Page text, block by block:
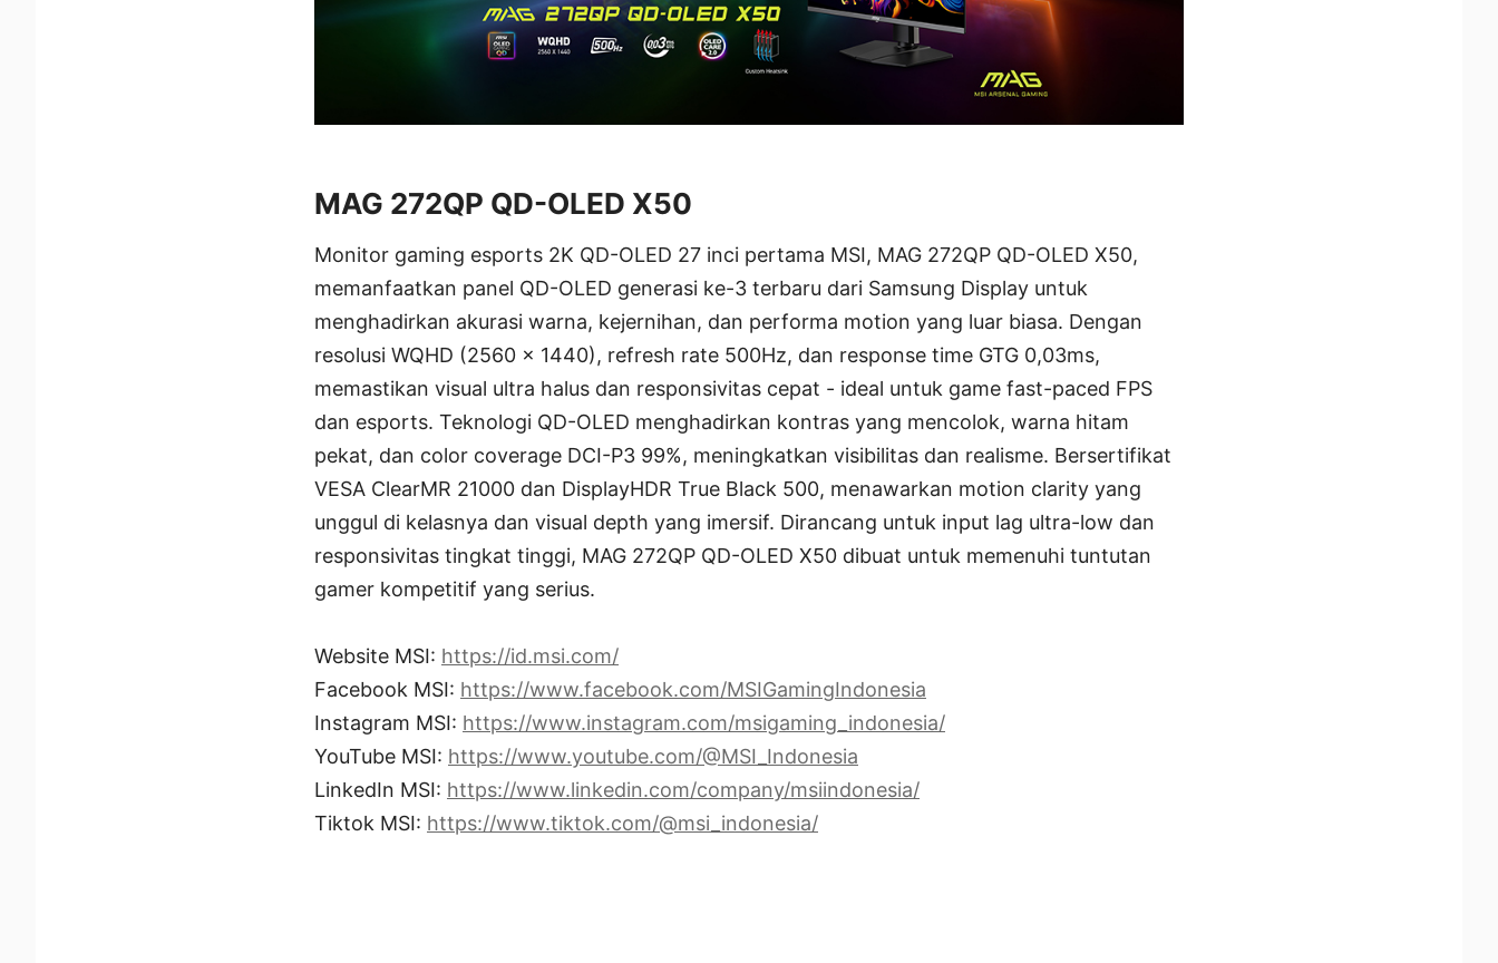
MAG 272QP QD-OLED X50
Monitor gaming esports 2K QD-OLED 27 inci pertama MSI, MAG 272QP QD-OLED X50,
memanfaatkan panel QD-OLED generasi ke-3 terbaru dari Samsung Display untuk
menghadirkan akurasi warna, kejernihan, dan performa motion yang luar biasa. Dengan
resolusi WQHD (2560 x 1440), refresh rate 500Hz, dan response time GTG 0,03ms,
memastikan visual ultra halus dan responsivitas cepat - ideal untuk game fast-paced FPS
dan esports. Teknologi QD-OLED menghadirkan kontras yang mencolok, warna hitam
pekat, dan color coverage DCI-P3 99%, meningkatkan visibilitas dan realisme. Bersertifikat
VESA ClearMR 21000 dan DisplayHDR True Black 500, menawarkan motion clarity yang
unggul di kelasnya dan visual depth yang imersif. Dirancang untuk input lag ultra-low dan
responsivitas tingkat tinggi, MAG 272QP QD-OLED X50 dibuat untuk memenuhi tuntutan
gamer kompetitif yang serius.
Website MSI: https://id.msi.com/
Facebook MSI: https://www.facebook.com/MSIGamingIndonesia
Instagram MSI: https://www.instagram.com/msigaming_indonesia/
YouTube MSI: https://www.youtube.com/@MSI_Indonesia
LinkedIn MSI: https://www.linkedin.com/company/msiindonesia/
Tiktok MSI: https://www.tiktok.com/@msi_indonesia/